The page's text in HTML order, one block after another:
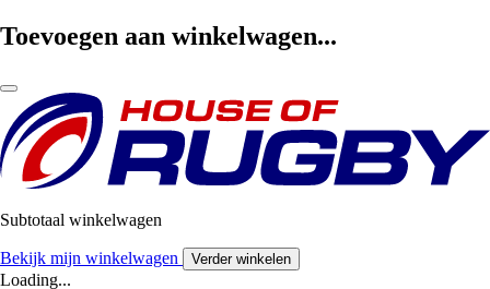
Toevoegen aan winkelwagen...
Subtotaal winkelwagen
Bekijk mijn winkelwagen Verder winkelen
Loading...